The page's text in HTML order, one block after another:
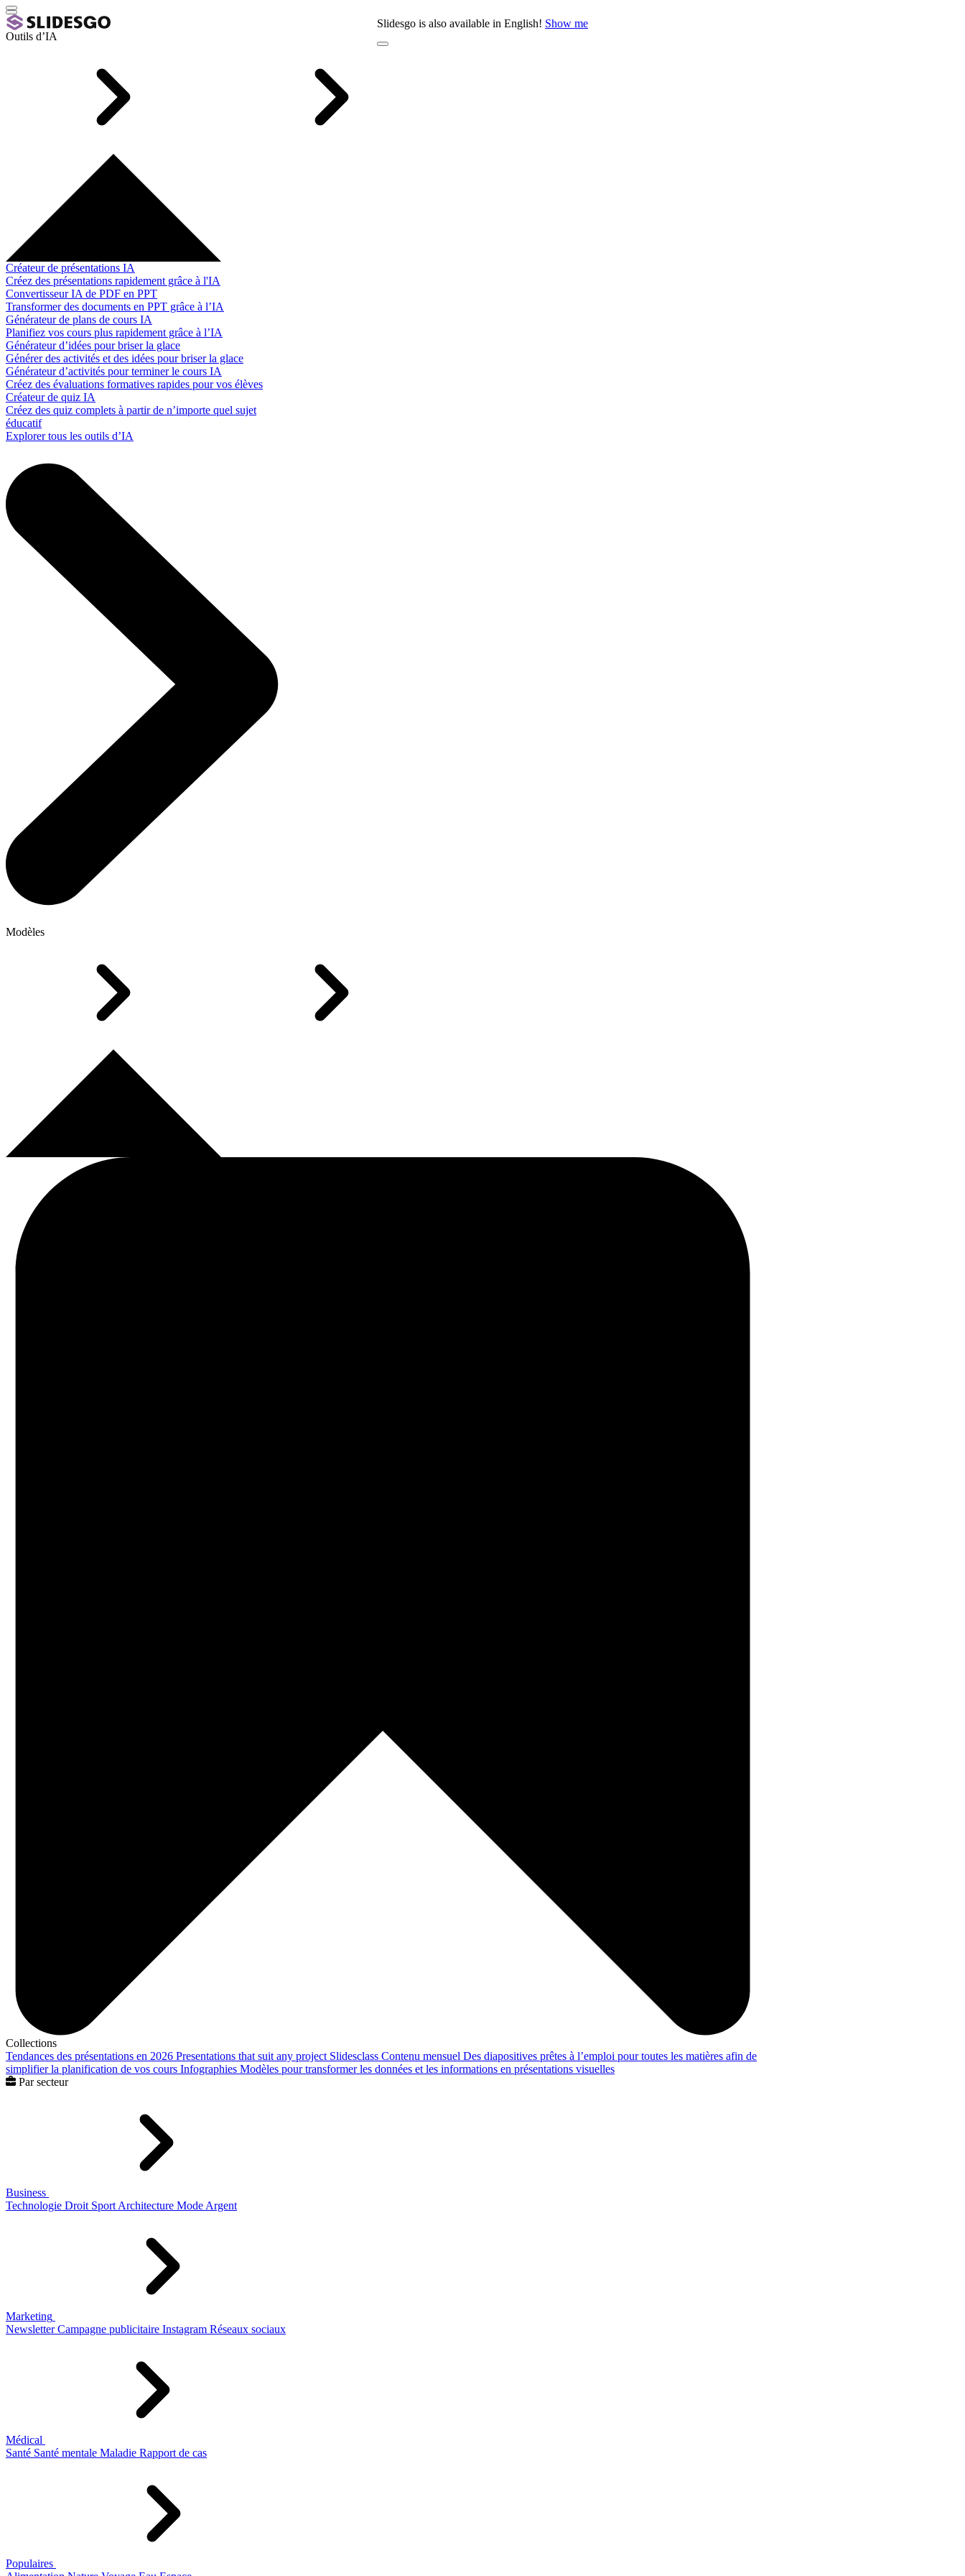
Slidesgo is also available in English! Show me
Outils d’IA
Créateur de présentations IA
Créez des présentations rapidement grâce à l'IA
Convertisseur IA de PDF en PPT
Transformer des documents en PPT grâce à l’IA
Générateur de plans de cours IA
Planifiez vos cours plus rapidement grâce à l’IA
Générateur d’idées pour briser la glace
Générer des activités et des idées pour briser la glace
Générateur d’activités pour terminer le cours IA
Créez des évaluations formatives rapides pour vos élèves
Créateur de quiz IA
Créez des quiz complets à partir de n’importe quel sujet
éducatif
Explorer tous les outils d’IA
Modèles
Collections
Tendances des présentations en 2026 Presentations that suit any project Slidesclass Contenu mensuel Des diapositives prêtes à l’emploi pour toutes les matières afin de
simplifier la planification de vos cours Infographies Modèles pour transformer les données et les informations en présentations visuelles
Par secteur
Business
Technologie Droit Sport Architecture Mode Argent
Marketing
Newsletter Campagne publicitaire Instagram Réseaux sociaux
Médical
Santé Santé mentale Maladie Rapport de cas
Populaires